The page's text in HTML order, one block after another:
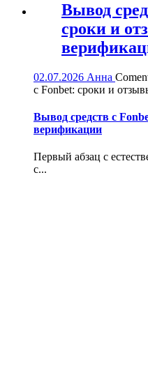
Вывод
сроки и
02.07.2026 Анна
с Fonbet: сроки и
Вывод средств с
верификации
Первый абзац с
с...